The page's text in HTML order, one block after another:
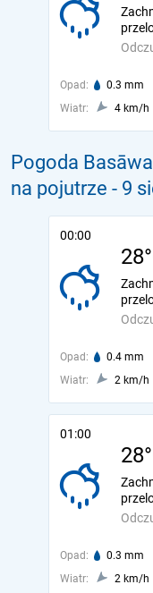
Opad: 0.3 mm
Wiatr:
4 km/h
Pogoda
na pojutrze - 9
00:00
Opad: 0.4 mm
Wiatr:
2 km/h
01:00
Opad: 0.3 mm
Wiatr:
2 km/h